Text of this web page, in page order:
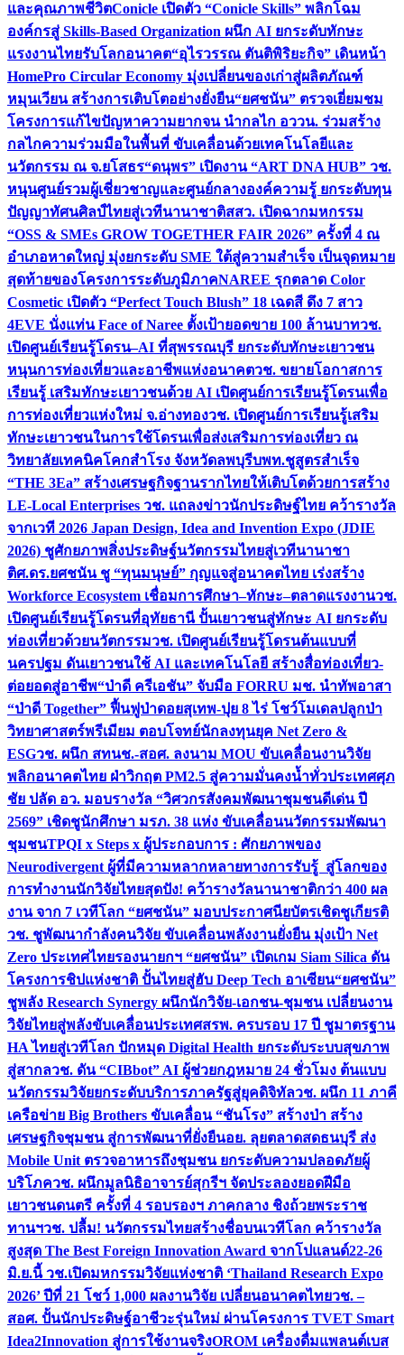
และคุณภาพชีวิตConicle เปิดตัว “Conicle Skills” พลิกโฉม
องค์กรสู่ Skills-Based Organization ผนึก AI ยกระดับทักษะ
แรงงานไทยรับโลกอนาคต“อุไรวรรณ ตันติพิริยะกิจ” เดินหน้า
HomePro Circular Economy มุ่งเปลี่ยนของเก่าสู่ผลิตภัณฑ์
หมุนเวียน สร้างการเติบโตอย่างยั่งยืน“ยศชนัน” ตรวจเยี่ยมชม
โครงการแก้ไขปัญหาความยากจน นำกลไก อววน. ร่วมสร้าง
กลไกความร่วมมือในพื้นที่ ขับเคลื่อนด้วยเทคโนโลยีและ
นวัตกรรม ณ จ.ยโสธร“ดนุพร” เปิดงาน “ART DNA HUB” วช.
หนุนศูนย์รวมผู้เชี่ยวชาญและศูนย์กลางองค์ความรู้ ยกระดับทุน
ปัญญาทัศนศิลป์ไทยสู่เวทีนานาชาติสสว. เปิดฉากมหกรรม
“OSS & SMEs GROW TOGETHER FAIR 2026” ครั้งที่ 4 ณ
อำเภอหาดใหญ่ มุ่งยกระดับ SME ใต้สู่ความสำเร็จ เป็นจุดหมาย
สุดท้ายของโครงการระดับภูมิภาคNAREE รุกตลาด Color
Cosmetic เปิดตัว “Perfect Touch Blush” 18 เฉดสี ดึง 7 สาว
4EVE นั่งแท่น Face of Naree ตั้งเป้ายอดขาย 100 ล้านบาทวช.
เปิดศูนย์เรียนรู้โดรน–AI ที่สุพรรณบุรี ยกระดับทักษะเยาวชน
หนุนการท่องเที่ยวและอาชีพแห่งอนาคตวช. ขยายโอกาสการ
เรียนรู้ เสริมทักษะเยาวชนด้วย AI เปิดศูนย์การเรียนรู้โดรนเพื่อ
การท่องเที่ยวแห่งใหม่ จ.อ่างทองวช. เปิดศูนย์การเรียนรู้เสริม
ทักษะเยาวชนในการใช้โดรนเพื่อส่งเสริมการท่องเที่ยว ณ
วิทยาลัยเทคนิคโคกสำโรง จังหวัดลพบุรีบพท.ชูสูตรสำเร็จ
“THE 3Ea” สร้างเศรษฐกิจฐานรากไทยให้เติบโตด้วยการสร้าง
LE-Local Enterprises วช. แถลงข่าวนักประดิษฐ์ไทย คว้ารางวัล
จากเวที 2026 Japan Design, Idea and Invention Expo (JDIE
2026) ชูศักยภาพสิ่งประดิษฐ์นวัตกรรมไทยสู่เวทีนานาชา
ติศ.ดร.ยศชนัน ชู “ทุนมนุษย์” กุญแจสู่อนาคตไทย เร่งสร้าง
Workforce Ecosystem เชื่อมการศึกษา–ทักษะ–ตลาดแรงงานวช.
เปิดศูนย์เรียนรู้โดรนที่อุทัยธานี ปั้นเยาวชนสู่ทักษะ AI ยกระดับ
ท่องเที่ยวด้วยนวัตกรรมวช. เปิดศูนย์เรียนรู้โดรนต้นแบบที่
นครปฐม ดันเยาวชนใช้ AI และเทคโนโลยี สร้างสื่อท่องเที่ยว-
ต่อยอดสู่อาชีพ“ป่าดี ครีเอชัน” จับมือ FORRU มช. นำทัพอาสา
“ป่าดี Together” ฟื้นฟูป่าดอยสุเทพ-ปุย 8 ไร่ โชว์โมเดลปลูกป่า
วิทยาศาสตร์พรีเมียม ตอบโจทย์นักลงทุนยุค Net Zero &
ESGวช. ผนึก สทนช.-สอศ. ลงนาม MOU ขับเคลื่อนงานวิจัย
พลิกอนาคตไทย ฝ่าวิกฤต PM2.5 สู่ความมั่นคงน้ำทั่วประเทศศุภ
ชัย ปลัด อว. มอบรางวัล “วิศวกรสังคมพัฒนาชุมชนดีเด่น ปี
2569” เชิดชูนักศึกษา มรภ. 38 แห่ง ขับเคลื่อนนวัตกรรมพัฒนา
ชุมชนTPQI x Steps x ผู้ประกอบการ : ศักยภาพของ
Neurodivergent ผู้ที่มีความหลากหลายทางการรับรู้ สู่โลกของ
การทำงานนักวิจัยไทยสุดปัง! คว้ารางวัลนานาชาติกว่า 400 ผล
งาน จาก 7 เวทีโลก “ยศชนัน” มอบประกาศนียบัตรเชิดชูเกียรติ
วช. ชูพัฒนากำลังคนวิจัย ขับเคลื่อนพลังงานยั่งยืน มุ่งเป้า Net
Zero ประเทศไทยรองนายกฯ “ยศชนัน” เปิดเกม Siam Silica ดัน
โครงการชิปแห่งชาติ ปั้นไทยสู่ฮับ Deep Tech อาเซียน“ยศชนัน”
ชูพลัง Research Synergy ผนึกนักวิจัย-เอกชน-ชุมชน เปลี่ยนงาน
วิจัยไทยสู่พลังขับเคลื่อนประเทศสรพ. ครบรอบ 17 ปี ชูมาตรฐาน
HA ไทยสู่เวทีโลก ปักหมุด Digital Health ยกระดับระบบสุขภาพ
สู่สากลวช. ดัน “CIBbot” AI ผู้ช่วยกฎหมาย 24 ชั่วโมง ต้นแบบ
นวัตกรรมวิจัยยกระดับบริการภาครัฐสู่ยุคดิจิทัลวช. ผนึก 11 ภาคี
เครือข่าย Big Brothers ขับเคลื่อน “ชันโรง” สร้างป่า สร้าง
เศรษฐกิจชุมชน สู่การพัฒนาที่ยั่งยืนอย. ลุยตลาดสดธนบุรี ส่ง
Mobile Unit ตรวจอาหารถึงชุมชน ยกระดับความปลอดภัยผู้
บริโภควช. ผนึกมูลนิธิอาจารย์สุกรีฯ จัดประลองยอดฝีมือ
เยาวชนดนตรี ครั้งที่ 4 รอบรองฯ ภาคกลาง ชิงถ้วยพระราช
ทานฯวช. ปลื้ม! นวัตกรรมไทยสร้างชื่อบนเวทีโลก คว้ารางวัล
สูงสุด The Best Foreign Innovation Award จากโปแลนด์22-26
มิ.ย.นี้ วช.เปิดมหกรรมวิจัยแห่งชาติ ‘Thailand Research Expo
2026’ ปีที่ 21 โชว์ 1,000 ผลงานวิจัย เปลี่ยนอนาคตไทยวช. –
สอศ. ปั้นนักประดิษฐ์อาชีวะรุ่นใหม่ ผ่านโครงการ TVET Smart
Idea2Innovation สู่การใช้งานจริงOROM เครื่องดื่มแพลนต์เบส